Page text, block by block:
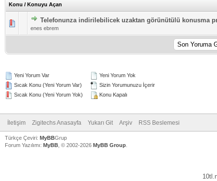
Konu / Konuyu Açan
Telefonunza indirilebilicek uzaktan görünütülü konusma
enes ebrem
5 üzerinden 0 Oy - Toplam Ortalama 0 Oy Verilmiş
12345
Yeni Yorum Var
Sıcak Konu (Yeni Yorum Var)
Sıcak Konu (Yeni Yorum Yok)
Yeni Yorum Yok
Sizin Yorumunuzu İçerir
Konu Kapalı
İletişim Zigitechs Anasayfa Yukarı Git Arşiv RSS Beslemesi
Türkçe Çeviri: MyBBGrup
Forum Yazılımı: MyBB , © 2002-2026 MyBB Group